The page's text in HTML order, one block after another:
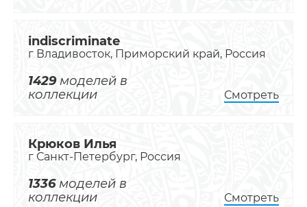
indiscriminate
г Владивосток, Приморский край, Россия
1429моделей в
коллекции
Смотреть
Крюков Илья
г Санкт-Петербург, Россия
1336моделей в
коллекции
Смотреть